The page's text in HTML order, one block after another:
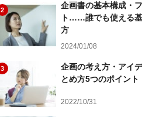
2
企画書の基本構成・
ト……誰でも使える
方
2024/01/08
3
企画の考え方・アイ
とめ方5つのポイント
2022/10/31